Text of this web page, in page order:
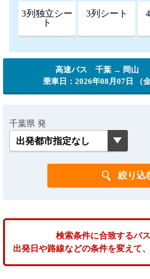
3列独立シー
ト
3列シート
高速バス 千葉 → 岡山
乗車日：2026年08月07日 （金
千葉県 発
検索条件に合致するバ
出発日や路線などの条件を変えて